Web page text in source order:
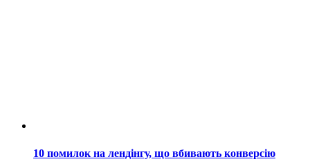
10 помилок на лендінгу, що вбивають конверсію